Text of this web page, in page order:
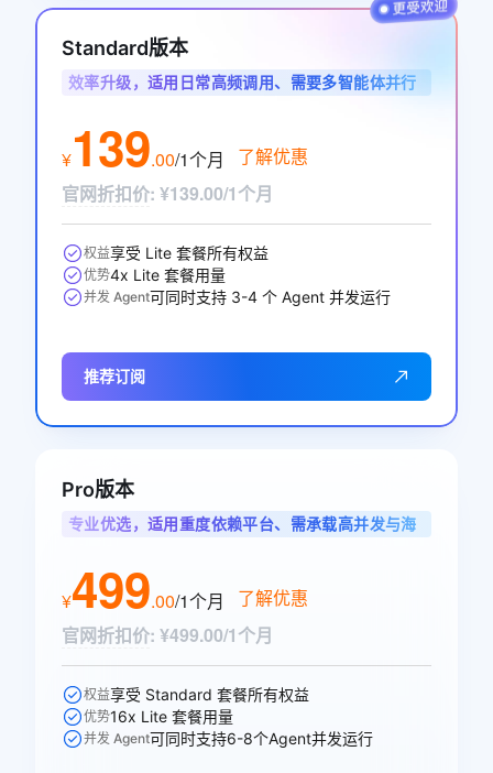
Standard版本
效率升级，适用日常高频调用、需要多智能体并行
¥139.00/1个月
了解优惠
官网折扣价: ¥139.00/1个月
权益享受 Lite 套餐所有权益
优势4x Lite 套餐用量
并发 Agent可同时支持 3-4 个 Agent 并发运行
推荐订阅
Pro版本
专业优选，适用重度依赖平台、需承载高并发与海
¥499.00/1个月
了解优惠
官网折扣价: ¥499.00/1个月
权益享受 Standard 套餐所有权益
优势16x Lite 套餐用量
并发 Agent可同时支持6-8个Agent并发运行